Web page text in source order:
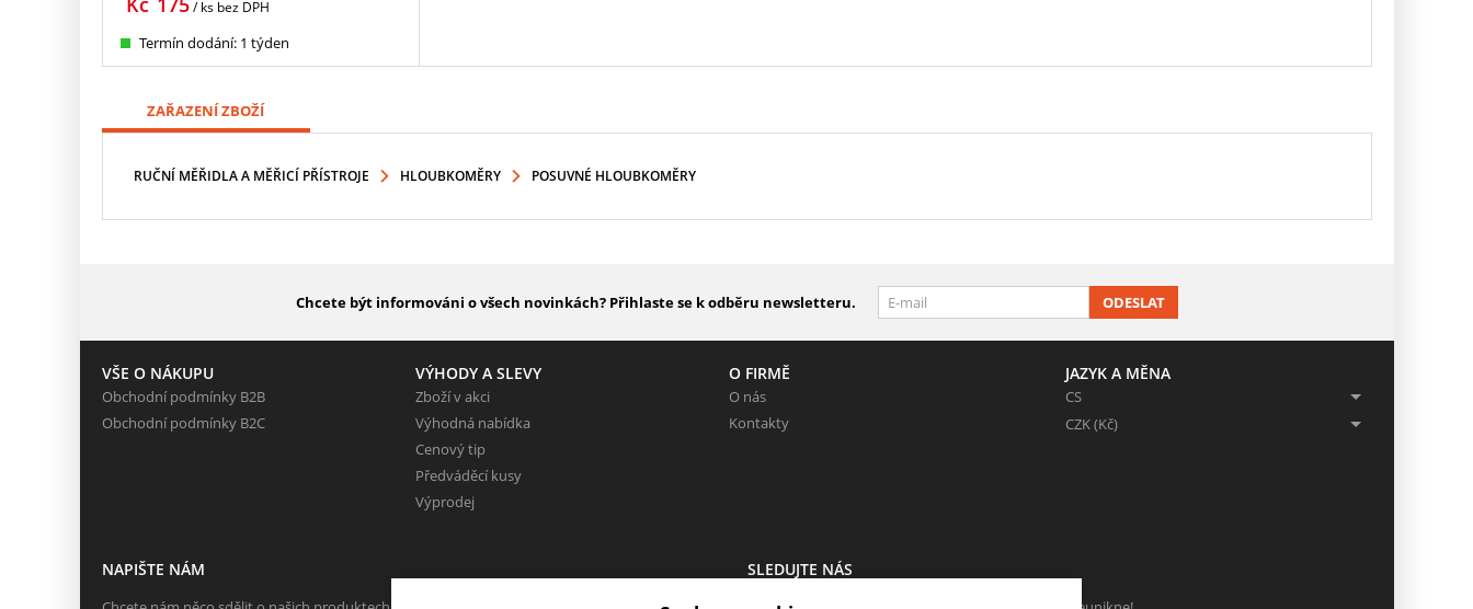
/ ks bez DPH
Termín dodání: 1 týden
ZAŘAZENÍ ZBOŽÍ
RUČNÍ MĚŘIDLA A MĚŘICÍ PŘÍSTROJE HLOUBKOMĚRY POSUVNÉ HLOUBKOMĚRY
Chcete být informováni o všech novinkách? Přihlaste se k odběru newsletteru. ODESLAT
VŠE O NÁKUPU
Obchodní podmínky B2B
Obchodní podmínky B2C
VÝHODY A SLEVY
Zboží v akci
Výhodná nabídka
Cenový tip
Předváděcí kusy
Výprodej
O FIRMĚ
O nás
Kontakty
JAZYK A MĚNA
CS
CZK (Kč)
NAPIŠTE NÁM SLEDUJTE NÁS